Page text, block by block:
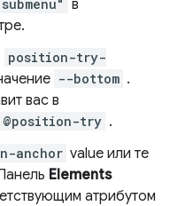
в
position-try-
--bottom .
вас в
@position-try .
anchor value или те
Elements
атрибутом